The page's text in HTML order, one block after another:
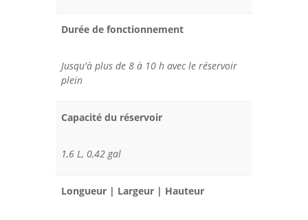
Durée de fonctionnement
Jusqu'à plus de 8 à 10 h avec le réservoir
plein
Capacité du réservoir
1,6 L, 0,42 gal
Longueur | Largeur | Hauteur